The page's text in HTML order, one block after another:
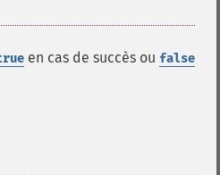
en cas de succès ou false